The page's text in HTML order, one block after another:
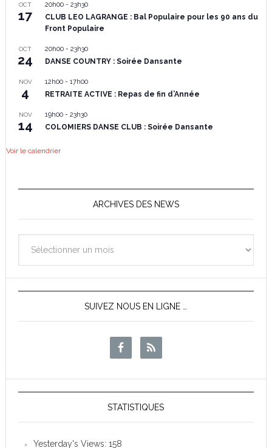
OCT
17
20h00- 23h30
CLUB LEO LAGRANGE : Bal Populaire pour les 90 ans du
Front Populaire
OCT
24
20h00- 23h30
DANSE COUNTRY : Soirée Dansante
NOV
4
12h00- 17h00
RETRAITE ACTIVE : Repas de fin d’Année
NOV
14
19h00- 23h30
COLOMIERS DANSE CLUB : Soirée Dansante
Voir le calendrier
ARCHIVES DES NEWS
des
News
SUIVEZ NOUS EN LIGNE …
STATISTIQUES
Yesterday's Views: 158